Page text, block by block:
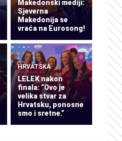
Makedonski mediji:
Sjeverna
Makedonija se
vraća na Eurosong!
HRVATSKA
LELEK nakon
finala: “Ovo je
velika stvar za
Hrvatsku, ponosne
smo i sretne.”
0